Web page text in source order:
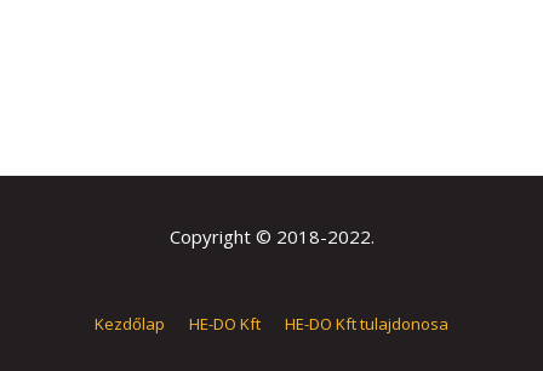
Copyright © 2018-2022.
Kezdőlap HE-DO Kft HE-DO Kft tulajdonosa